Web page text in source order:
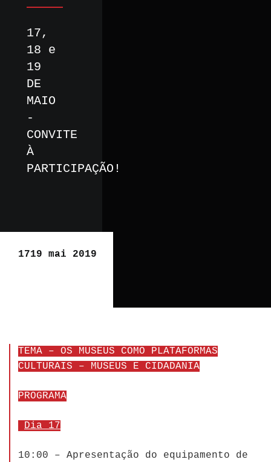
17,
18 e
19
DE
MAIO
-
CONVITE
À
PARTICIPAÇÃO!
1719 mai 2019
TEMA – OS MUSEUS COMO PLATAFORMAS
CULTURAIS – MUSEUS E CIDADANIA
PROGRAMA
Dia 17
10:00 – Apresentação do equipamento de